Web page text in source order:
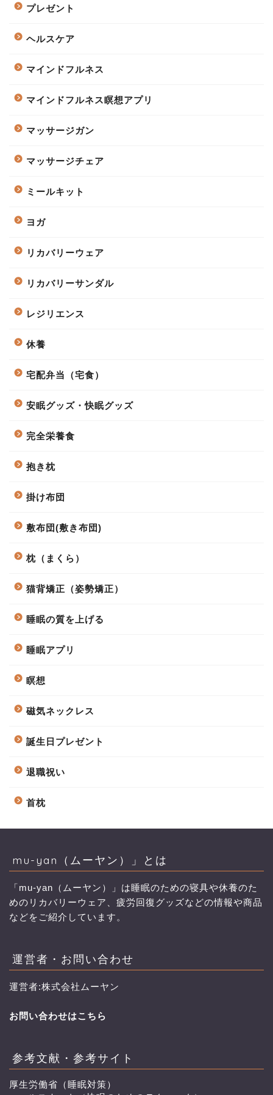
プレゼント
ヘルスケア
マインドフルネス
マインドフルネス瞑想アプリ
マッサージガン
マッサージチェア
ミールキット
ヨガ
リカバリーウェア
リカバリーサンダル
レジリエンス
休養
宅配弁当（宅食）
安眠グッズ・快眠グッズ
完全栄養食
抱き枕
掛け布団
敷布団(敷き布団)
枕（まくら）
猫背矯正（姿勢矯正）
睡眠の質を上げる
睡眠アプリ
瞑想
磁気ネックレス
誕生日プレゼント
退職祝い
首枕
mu-yan（ムーヤン）」とは
「mu-yan（ムーヤン）」は睡眠のための寝具や休養のた
めのリカバリーウェア、疲労回復グッズなどの情報や商品
などをご紹介しています。
運営者・お問い合わせ
運営者:株式会社ムーヤン
お問い合わせはこちら
参考文献・参考サイト
厚生労働省（睡眠対策）